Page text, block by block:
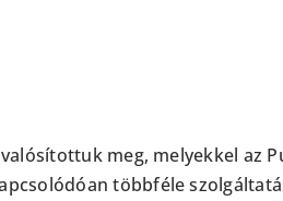
meg, melyekkel az
többféle